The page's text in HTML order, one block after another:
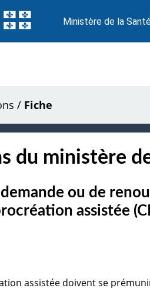
Ministère de la
/ Fiche
du ministère
ou de
assistée
assistée doivent se